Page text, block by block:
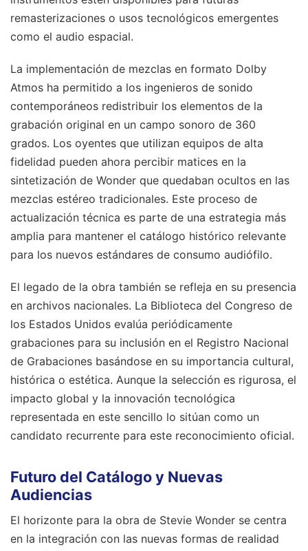
remasterizaciones o usos tecnológicos emergentes
como el audio espacial.
La implementación de mezclas en formato Dolby
Atmos ha permitido a los ingenieros de sonido
contemporáneos redistribuir los elementos de la
grabación original en un campo sonoro de 360
grados. Los oyentes que utilizan equipos de alta
fidelidad pueden ahora percibir matices en la
sintetización de Wonder que quedaban ocultos en las
mezclas estéreo tradicionales. Este proceso de
actualización técnica es parte de una estrategia más
amplia para mantener el catálogo histórico relevante
para los nuevos estándares de consumo audiófilo.
El legado de la obra también se refleja en su presencia
en archivos nacionales. La Biblioteca del Congreso de
los Estados Unidos evalúa periódicamente
grabaciones para su inclusión en el Registro Nacional
de Grabaciones basándose en su importancia cultural,
histórica o estética. Aunque la selección es rigurosa, el
impacto global y la innovación tecnológica
representada en este sencillo lo sitúan como un
candidato recurrente para este reconocimiento oficial.
Futuro del Catálogo y Nuevas
Audiencias
El horizonte para la obra de Stevie Wonder se centra
en la integración con las nuevas formas de realidad